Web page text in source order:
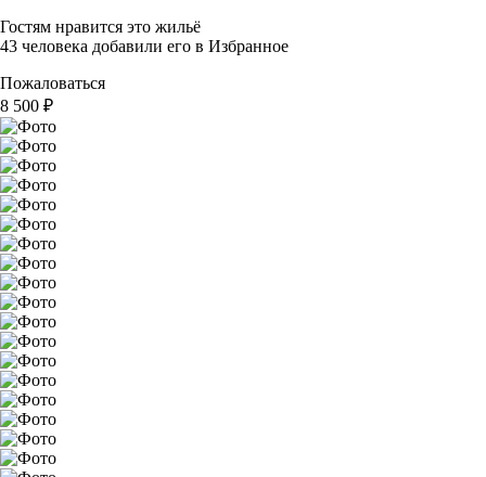
Гостям нравится это жильё
43 человека добавили его в Избранное
Пожаловаться
8 500 ₽